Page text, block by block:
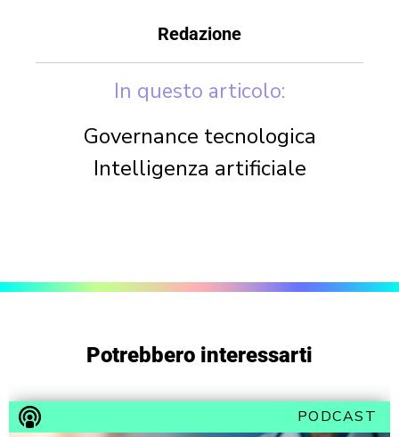
Redazione
In questo articolo:
Governance tecnologica
Intelligenza artificiale
Potrebbero interessarti
PODCAST